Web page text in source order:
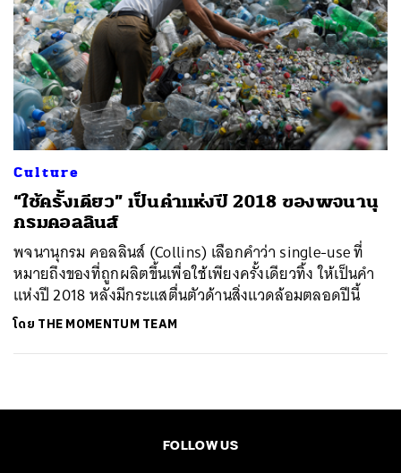
Culture
“ใช้ครั้งเดียว” เป็นคำแห่งปี 2018 ของพจนานุ
กรมคอลลินส์
พจนานุกรม คอลลินส์ (Collins) เลือกคำว่า single-use ที่
หมายถึงของที่ถูกผลิตขึ้นเพื่อใช้เพียงครั้งเดียวทิ้ง ให้เป็นคำ
แห่งปี 2018 หลังมีกระแสตื่นตัวด้านสิ่งแวดล้อมตลอดปีนี้
โดย THE MOMENTUM TEAM
FOLLOW US
ค้นหา
SHARE TWEET LINE EMAIL